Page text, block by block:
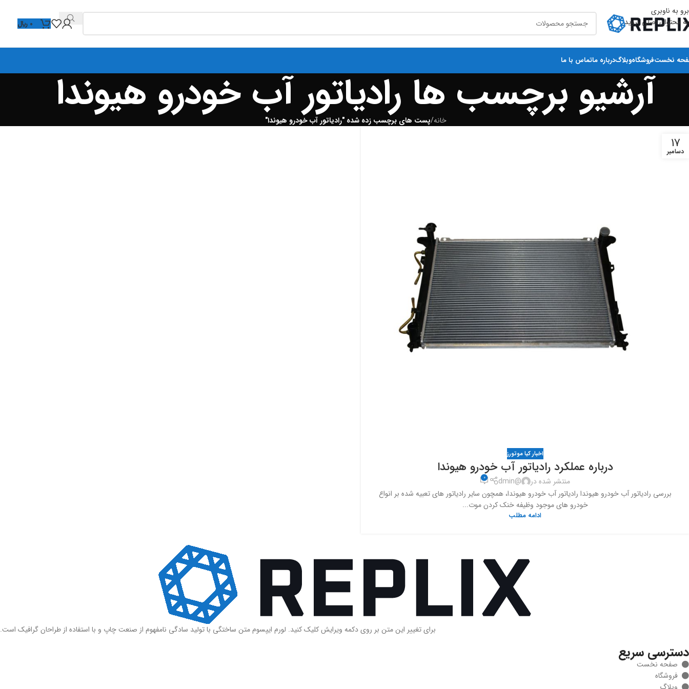
برو به ناوبری
به محتوای اصلی بروید
0 ﷼
نخستفروشگاهوبلاگدرباره ماتماس با ما
آرشیو برچسب ها رادیاتور آب خودرو هیوندا
خانه/پست های برچسب زده شده "رادیاتور آب خودرو هیوندا"
17
دسامبر
اخبار کیا موتورز
درباره عملکرد رادیاتور آب خودرو هیوندا
منتشر شده در @dmin
0
بررسی رادیاتور آب خودرو هیوندا رادیاتور آب خودرو هیوندا، همچون سایر رادیاتور های تعبیه شده بر انواع
خودرو های موجود وظیفه خنک کردن موت...
ادامه مطلب
برای تغییر این متن بر روی دکمه ویرایش کلیک کنید. لورم ایپسوم متن ساختگی با تولید سادگی نامفهوم از صنعت چاپ و با استفاده از طراحان گرافیک است.
دسترسی سریع
صفحه نخست
فروشگاه